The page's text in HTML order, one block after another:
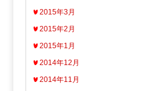
2015年3月
2015年2月
2015年1月
2014年12月
2014年11月